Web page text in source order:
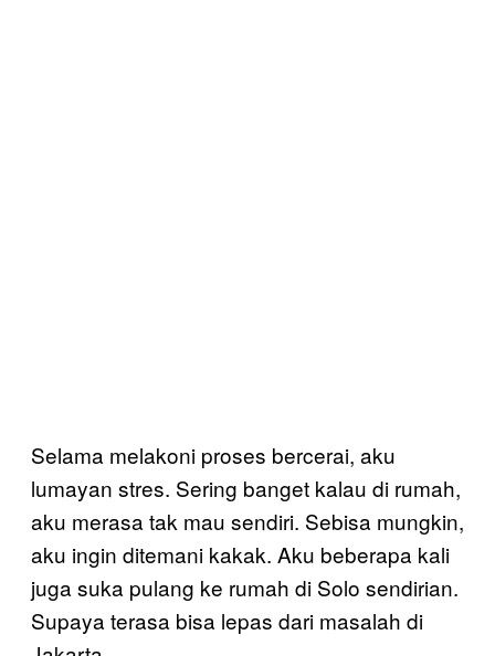
Selama melakoni proses bercerai, aku
lumayan stres. Sering banget kalau di rumah,
aku merasa tak mau sendiri. Sebisa mungkin,
aku ingin ditemani kakak. Aku beberapa kali
juga suka pulang ke rumah di Solo sendirian.
Supaya terasa bisa lepas dari masalah di